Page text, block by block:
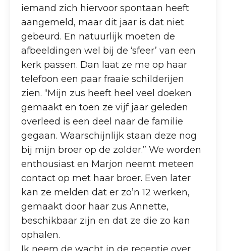
iemand zich hiervoor spontaan heeft
aangemeld, maar dit jaar is dat niet
gebeurd. En natuurlijk moeten de
afbeeldingen wel bij de ‘sfeer’ van een
kerk passen. Dan laat ze me op haar
telefoon een paar fraaie schilderijen
zien. “Mijn zus heeft heel veel doeken
gemaakt en toen ze vijf jaar geleden
overleed is een deel naar de familie
gegaan. Waarschijnlijk staan deze nog
bij mijn broer op de zolder.” We worden
enthousiast en Marjon neemt meteen
contact op met haar broer. Even later
kan ze melden dat er zo’n 12 werken,
gemaakt door haar zus Annette,
beschikbaar zijn en dat ze die zo kan
ophalen.